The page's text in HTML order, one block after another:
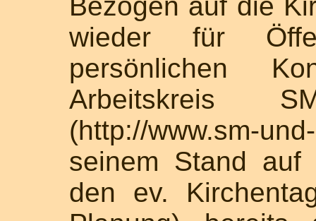
wieder für
persönlichen
Arbeitskreis
(http://www.sm-
seinem Stand
den ev.